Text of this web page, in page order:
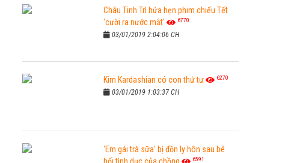
Châu Tinh Trì hứa hẹn phim chiếu Tết
'cười ra nước mắt'
6770
03/01/2019 2:04:06 CH
Kim Kardashian có con thứ tư 6270
03/01/2019 1:03:37 CH
'Em gái trà sữa' bị đồn ly hôn sau bê
6591